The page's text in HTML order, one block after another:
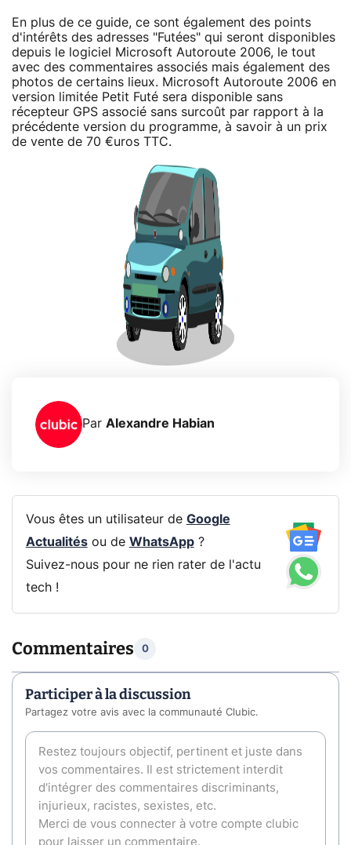
En plus de ce guide, ce sont également des points
d'intérêts des adresses "Futées" qui seront disponibles
depuis le logiciel Microsoft Autoroute 2006, le tout
avec des commentaires associés mais également des
photos de certains lieux. Microsoft Autoroute 2006 en
version limitée Petit Futé sera disponible sans
récepteur GPS associé sans surcoût par rapport à la
précédente version du programme, à savoir à un prix
de vente de 70 €uros TTC.
Par Alexandre Habian
Vous êtes un utilisateur de Google
Actualitésou de WhatsApp?
Suivez-nous pour ne rien rater de l'actu
tech !
Commentaires 0
Participer à la discussion
Partagez votre avis avec la communauté Clubic.